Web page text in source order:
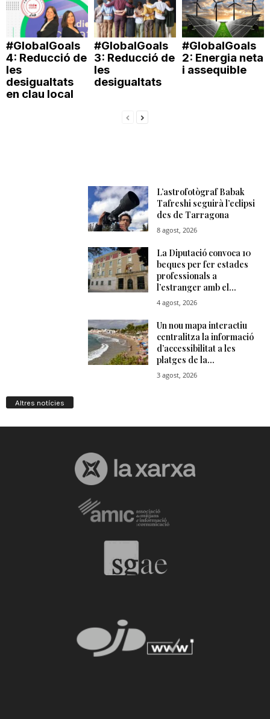
#GlobalGoals
4: Reducció de
les
desigualtats
en clau local
#GlobalGoals
3: Reducció de
les
desigualtats
#GlobalGoals
2: Energia neta
i assequible
Altres notícies